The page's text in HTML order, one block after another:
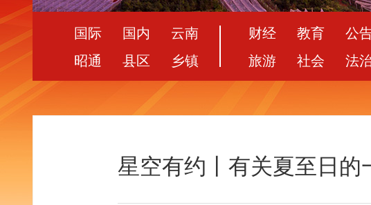
国际 国内
云南
昭通
县区 乡镇
财经 教育
公
旅游
社会 法
星空有约丨有关夏至日的